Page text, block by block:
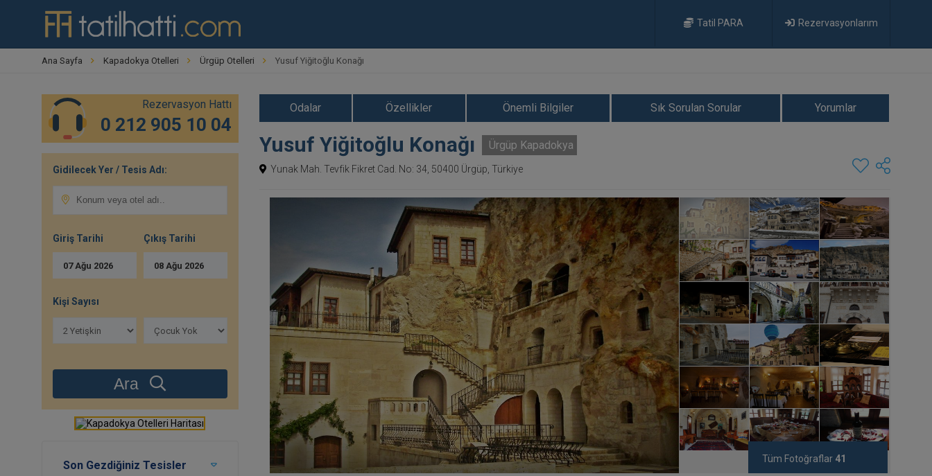
Rezervasyonlarım
Tatil PARA
Ana Sayfa Kapadokya Otelleri Ürgüp Otelleri Yusuf Yiğitoğlu Konağı
Rezervasyon Hattı
0 212 905 10 04
Gidilecek Yer / Tesis Adı:
Giriş Tarihi
07Ağu 2026
Çıkış Tarihi
08Ağu 2026
Kişi Sayısı
Ara
Son Gezdiğiniz Tesisler
Odalar Özellikler Önemli Bilgiler Sık Sorulan Sorular Yorumlar
Yusuf Yiğitoğlu Konağı Ürgüp Kapadokya
Yunak Mah. Tevfik Fikret Cad. No: 34, 50400 Ürgüp, Türkiye
Tüm Fotoğraflar 41